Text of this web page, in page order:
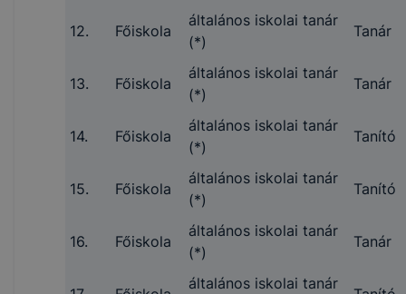
12. Főiskola
általános iskolai tanár
(*)
Tanár
13. Főiskola
általános iskolai tanár
(*)
Tanár
14. Főiskola
általános iskolai tanár
(*)
Tanító
15. Főiskola
általános iskolai tanár
(*)
Tanító
16. Főiskola
általános iskolai tanár
(*)
Tanár
általános iskolai tanár